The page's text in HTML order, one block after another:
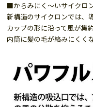
■からみにく～いサイクロ
新構造のサイクロンでは、
カップの形に沿って風が集
内筒に髪の毛が絡みにくく